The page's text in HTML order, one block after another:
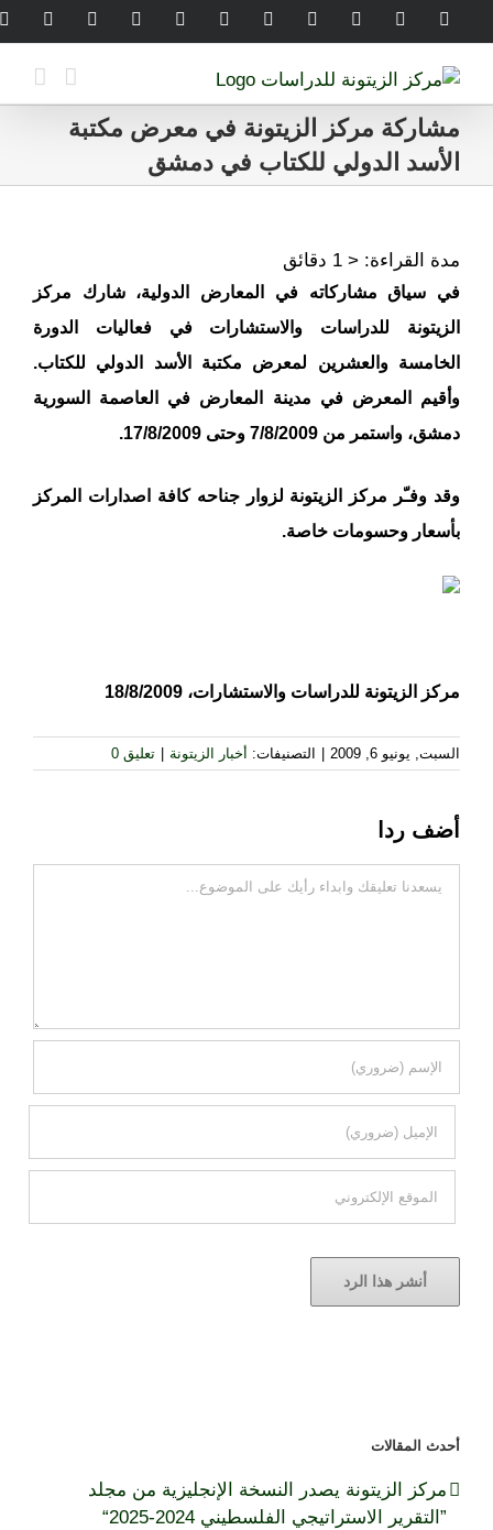
to
content
Facebook
Instagram
YouTube
Tiktok
Threads
LinkedIn
SoundCloud
WhatsApp
مشاركة مركز الزيتونة في معرض مكتبة
الأسد الدولي للكتاب في دمشق
مدة القراءة: < 1 دقائق
في سياق مشاركاته في المعارض الدولية، شارك مركز
الزيتونة للدراسات والاستشارات في فعاليات الدورة
الخامسة والعشرين لمعرض مكتبة الأسد الدولي للكتاب.
وأقيم المعرض في مدينة المعارض في العاصمة السورية
دمشق، واستمر من 7/8/2009 وحتى 17/8/2009.
وقد وفـّر مركز الزيتونة لزوار جناحه كافة اصدارات المركز
بأسعار وحسومات خاصة.
مركز الزيتونة للدراسات والاستشارات، 18/8/2009
السبت, يونيو 6, 2009 التصنيفات: أخبار الزيتونة تعليق 0
أضف ردا
تعليقات
أحدث المقالات
مركز الزيتونة يصدر النسخة الإنجليزية من مجلد
”التقرير الاستراتيجي الفلسطيني 2024-2025“